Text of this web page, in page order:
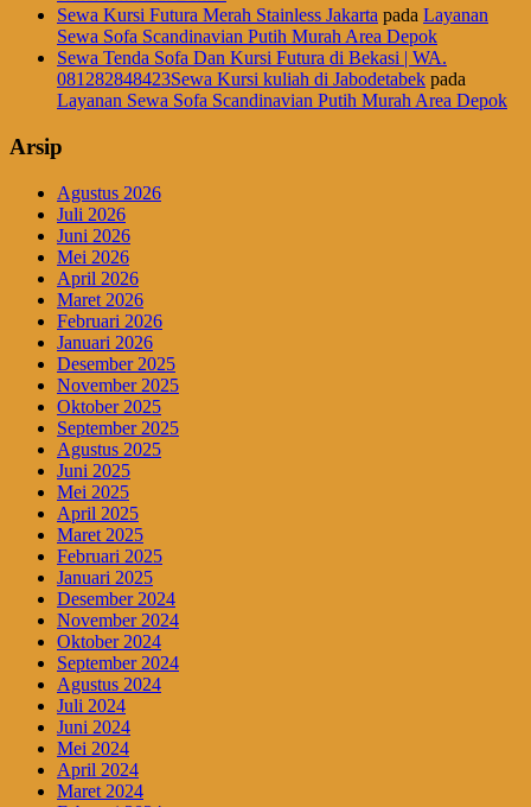
Sewa Kursi Futura Merah Stainless Jakarta pada Layanan
Sewa Sofa Scandinavian Putih Murah Area Depok
Sewa Tenda Sofa Dan Kursi Futura di Bekasi | WA.
081282848423Sewa Kursi kuliah di Jabodetabek pada
Layanan Sewa Sofa Scandinavian Putih Murah Area Depok
Arsip
Agustus 2026
Juli 2026
Juni 2026
Mei 2026
April 2026
Maret 2026
Februari 2026
Januari 2026
Desember 2025
November 2025
Oktober 2025
September 2025
Agustus 2025
Juni 2025
Mei 2025
April 2025
Maret 2025
Februari 2025
Januari 2025
Desember 2024
November 2024
Oktober 2024
September 2024
Agustus 2024
Juli 2024
Juni 2024
Mei 2024
April 2024
Maret 2024